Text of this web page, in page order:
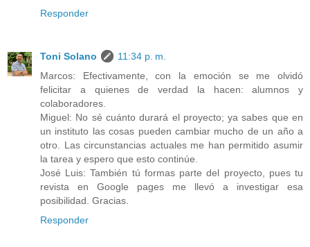
Responder
Toni Solano
11:34 p. m.
Marcos: Efectivamente, con la emoción se me olvidó
felicitar a quienes de verdad la hacen: alumnos y
colaboradores.
Miguel: No sé cuánto durará el proyecto; ya sabes que en
un instituto las cosas pueden cambiar mucho de un año a
otro. Las circunstancias actuales me han permitido asumir
la tarea y espero que esto continúe.
José Luis: También tú formas parte del proyecto, pues tu
revista en Google pages me llevó a investigar esa
posibilidad. Gracias.
Responder